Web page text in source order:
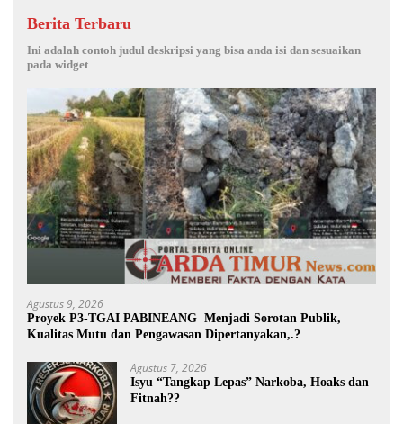
Berita Terbaru
Ini adalah contoh judul deskripsi yang bisa anda isi dan sesuaikan
pada widget
Agustus 9, 2026
Proyek P3-TGAI PABINEANG Menjadi Sorotan Publik,
Kualitas Mutu dan Pengawasan Dipertanyakan,.?
Agustus 7, 2026
Isyu “Tangkap Lepas” Narkoba, Hoaks dan
Fitnah??